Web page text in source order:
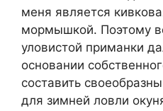
меня является
мормышкой. Поэтому
уловистой приманки
основании
составить
для зимней ловли